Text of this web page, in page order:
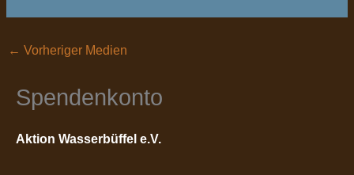
← Vorheriger Medien
Spendenkonto
Aktion Wasserbüffel e.V.